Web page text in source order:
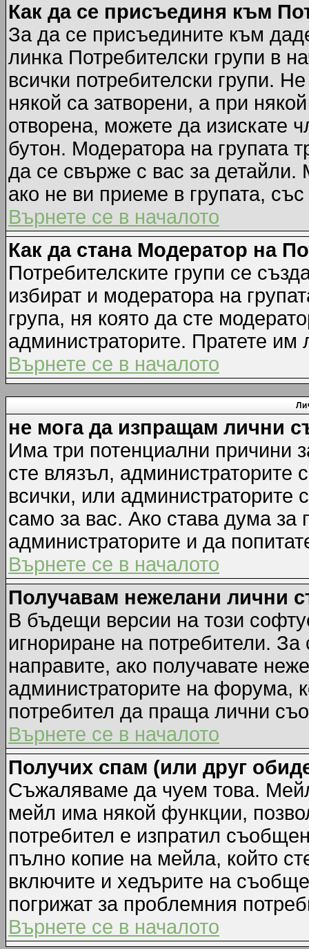
Как да се присъединя към
За да се присъедините към
линка Потребителски групи в
всички потребителски групи.
някой са затворени, а при
отворена, можете да изискате
бутон. Модератора на групата
да се свърже с вас за
ако не ви приеме в групата,
Върнете се в началото
Как да стана Модератор на
Потребителските групи се
избират и модератора на
група, ня която да сте
администраторите. Пратете
Върнете се в началото
не мога да изпращам лични
Има три потенциални причини
сте влязъл, администраторите
всички, или
само за вас. Ако става дума за
администраторите и да
Върнете се в началото
Получавам нежелани лични
В бъдещи версии на този
игнориране на потребители.
направите, ако получавате
администраторите на форума,
потребител да праща лични
Върнете се в началото
Получих спам (или друг
Съжаляваме да чуем това.
мейл има някой функции,
потребител е изпратил
пълно копие на мейла, който
включите и хедърите на
погрижат за проблемния
Върнете се в началото